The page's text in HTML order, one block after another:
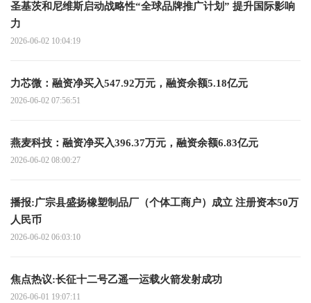
圣基茨和尼维斯启动战略性“全球品牌推广计划” 提升国际影响
力
2026-06-02 10:04:19
力芯微：融资净买入547.92万元，融资余额5.18亿元
2026-06-02 07:56:51
燕麦科技：融资净买入396.37万元，融资余额6.83亿元
2026-06-02 08:00:27
播报:广宗县盛扬橡塑制品厂（个体工商户）成立 注册资本50万
人民币
2026-06-02 06:03:10
焦点热议:长征十二号乙遥一运载火箭发射成功
2026-06-01 19:07:11